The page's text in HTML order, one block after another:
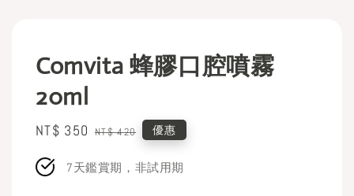
Comvita 蜂膠口腔噴霧
20ml
Sale
NT$ 350 Regular
NT$ 420 優惠
7天鑑賞期，非試用期